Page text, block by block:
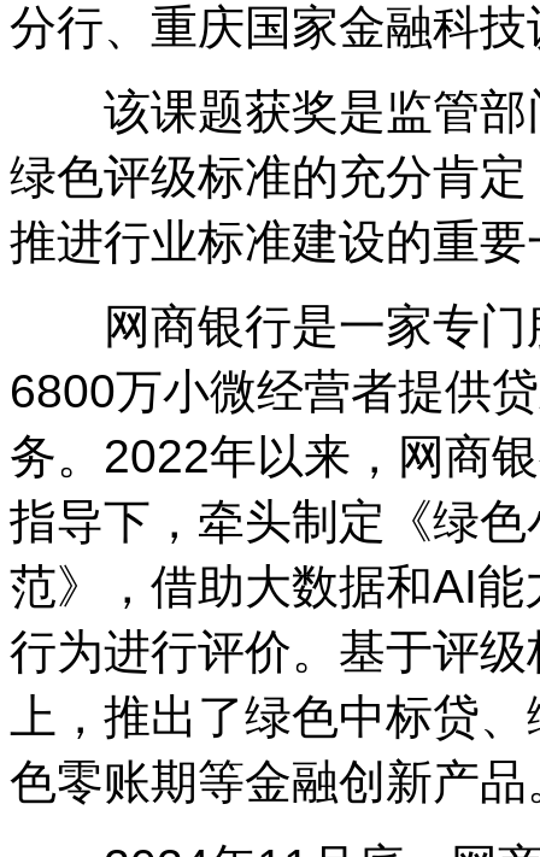
分行、重庆国家金融科
该课题获奖是监管部
绿色评级标准的充分肯
推进行业标准建设的重要
网商银行是一家专门
6800万小微经营者提供
务。2022年以来，网商
指导下，牵头制定《绿
范》，借助大数据和AI
行为进行评价。基于评
上，推出了绿色中标贷
色零账期等金融创新产品